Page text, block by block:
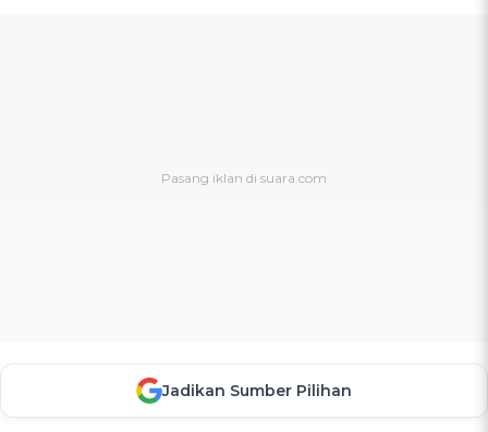
Jadikan Sumber Pilihan